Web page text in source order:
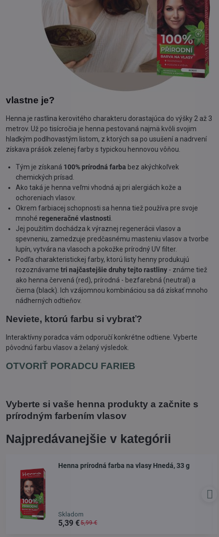
vlastne je?
Henna je rastlina kerovitého charakteru dorastajúca do výšky 2 až 3
metrov. Už po tisícročia je henna pestovaná najmä kvôli svojim
hladkým podlhovastým listom, z ktorých sa po usušení a nadrvení
získava prášok zelenej farby s typickou hennovou vôňou.
Tým je získaná 100% prírodná farba bez akýchkoľvek
chemických prísad.
Ako taká je henna veľmi vhodná aj pri alergiách kože a
ochoreniach vlasov.
Okrem farbiacej schopnosti sa henna tiež používa pre svoje
mnohé regeneračné vlastnosti
Jej použitím dochádza k výraznej regenerácii vlasov a
spevneniu, zamedzuje predčasnému masteniu vlasov a tvorbe
lupín, vytvára na vlasoch a pokožke prírodný UV filter.
Podľa charakteristickej farby, ktorú listy henny produkujú
rozoznávame tri najčastejšie druhy tejto rastliny - známe tiež
ako henna červená (red), prírodná - bezfarebná (neutral) a
čierna (black). Ich vzájomnou kombináciou sa dá získať mnoho
nádherných odtieňov.
Neviete, ktorú farbu si vybrať?
Interaktívny poradca vám odporučí konkrétne odtiene. Vyberte
pôvodnú farbu vlasov a želaný výsledok.
OTVORIŤ PORADCU FARIEB
Vyberte si vaše henna produkty a začnite s
prírodným farbením vlasov
Najpredávanejšie v kategórii
Henna prírodná farba na vlasy Hnedá, 33 g
Skladom
5,39 €5,99 €